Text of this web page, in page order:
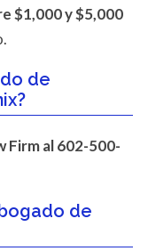
$1,000 y $5,000
de
Firm al 602-500-
de